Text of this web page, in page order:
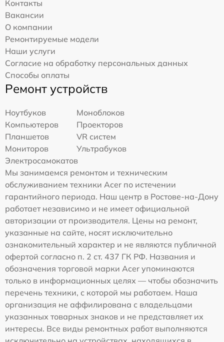
Контакты
Вакансии
О компании
Ремонтируемые модели
Наши услуги
Согласие на обработку персональных данных
Способы оплаты
Ремонт устройств
Ноутбуков
Моноблоков
Компьютеров
Проекторов
Планшетов
VR систем
Мониторов
Ультрабуков
Электросамокатов
Мы занимаемся ремонтом и техническим
обслуживанием техники Acer по истечении
гарантийного периода. Наш центр в Ростове-на-Дону
работает независимо и не имеет официальной
авторизации от производителя. Цены на ремонт,
указанные на сайте, носят исключительно
ознакомительный характер и не являются публичной
офертой согласно п. 2 ст. 437 ГК РФ. Названия и
обозначения торговой марки Acer упоминаются
только в информационных целях — чтобы обозначить
перечень техники, с которой мы работаем. Наша
организация не аффилирована с владельцами
указанных товарных знаков и не представляет их
интересы. Все виды ремонтных работ выполняются